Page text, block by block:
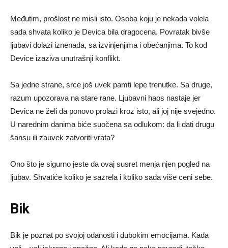
Međutim, prošlost ne misli isto. Osoba koju je nekada volela
sada shvata koliko je Devica bila dragocena. Povratak bivše
ljubavi dolazi iznenada, sa izvinjenjima i obećanjima. To kod
Device izaziva unutrašnji konflikt.
Sa jedne strane, srce još uvek pamti lepe trenutke. Sa druge,
razum upozorava na stare rane. Ljubavni haos nastaje jer
Devica ne želi da ponovo prolazi kroz isto, ali joj nije svejedno.
U narednim danima biće suočena sa odlukom: da li dati drugu
šansu ili zauvek zatvoriti vrata?
Ono što je sigurno jeste da ovaj susret menja njen pogled na
ljubav. Shvatiće koliko je sazrela i koliko sada više ceni sebe.
Bik
Bik je poznat po svojoj odanosti i dubokim emocijama. Kada